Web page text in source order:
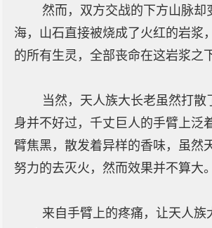
然而，双方交战的下方山脉却
海，山石直接被烧成了火红的岩浆
的所有生灵，全部丧命在这岩浆
当然，天人族大长老虽然打散
身并不好过，千丈巨人的手臂上泛
臂焦黑，散发着异样的香味，虽然
努力的去灭火，然而效果并不算大。
来自手臂上的疼痛，让天人族